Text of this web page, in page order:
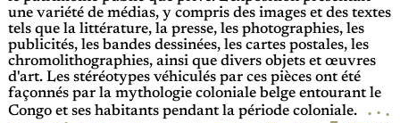
une variété de médias, y compris des images et des textes
tels que la littérature, la presse, les photographies, les
publicités, les bandes dessinées, les cartes postales, les
chromolithographies, ainsi que divers objets et œuvres
d'art. Les stéréotypes véhiculés par ces pièces ont été
façonnés par la mythologie coloniale belge entourant le
Congo et ses habitants pendant la période coloniale.
· · ·